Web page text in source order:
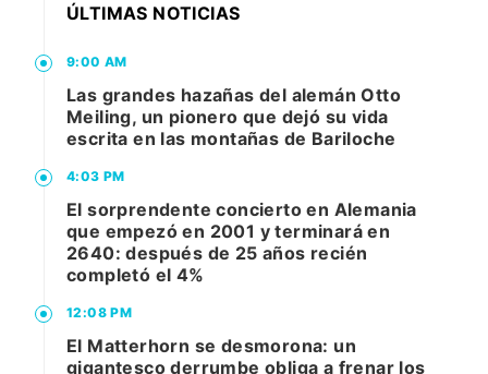
ÚLTIMAS NOTICIAS
9:00 AM
Las grandes hazañas del alemán Otto
Meiling, un pionero que dejó su vida
escrita en las montañas de Bariloche
4:03 PM
El sorprendente concierto en Alemania
que empezó en 2001 y terminará en
2640: después de 25 años recién
completó el 4%
12:08 PM
El Matterhorn se desmorona: un
gigantesco derrumbe obliga a frenar los